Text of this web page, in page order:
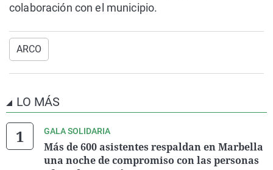
colaboración con el municipio.
ARCO
LO MÁS
GALA SOLIDARIA
Más de 600 asistentes respaldan en Marbella
una noche de compromiso con las personas